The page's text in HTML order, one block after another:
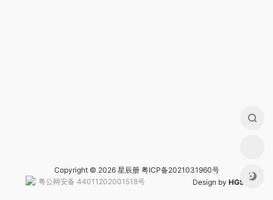
Copyright © 2026 星辰册 粤ICP备2021031960号
粤公网安备 44011202001518号Design by HGS